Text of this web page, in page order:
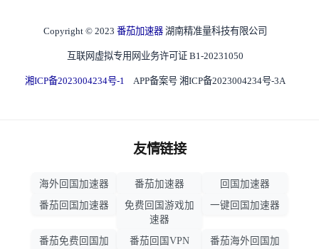
Copyright © 2023 番茄加速器 湖南精准量科技有限公司
互联网虚拟专用网业务许可证 B1-20231050
湘ICP备2023004234号-1 APP备案号 湘ICP备2023004234号-3A
友情链接
海外回国加速器 番茄加速器
回国加速器
番茄回国加速器
免费回国游戏加
速器
一键回国加速器
番茄免费回国加 番茄回国VPN 番茄海外回国加